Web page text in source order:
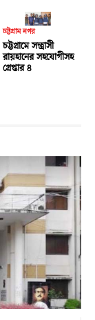
চট্টগ্রাম নগর
চট্টগ্রামে সন্ত্রাসী
রায়হানের সহযোগীসহ
গ্রেপ্তার ৪